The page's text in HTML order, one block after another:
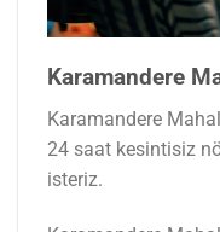
Karamandere
Karamandere
24 saat kesintisiz
isteriz.